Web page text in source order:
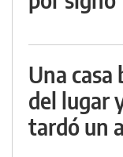
Una
del lugar
tardó un